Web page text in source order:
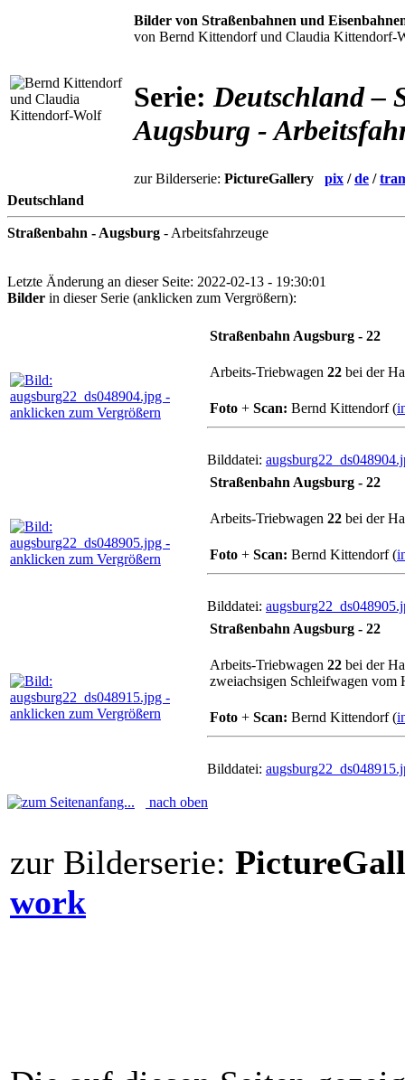
Bilder von Straßenbahnen und
von Bernd Kittendorf und Claudia Kittendorf-
Serie:Deutschland –
Augsburg -
zur Bilderserie: PictureGallery pix /de /
Deutschland
Straßenbahn - Augsburg - Arbeitsfahrzeuge
Letzte Änderung an dieser Seite: 2022-02-13 - 19:30:01
Bilder in dieser Serie (anklicken zum Vergrößern):
Straßenbahn Augsburg - 22
Arbeits-Triebwagen 22 bei der
Foto + Scan: Bernd Kittendorf (
Bilddatei:
Straßenbahn Augsburg - 22
Arbeits-Triebwagen 22 bei der
Foto + Scan: Bernd Kittendorf (
Bilddatei:
Straßenbahn Augsburg - 22
Arbeits-Triebwagen 22 bei der
zweiachsigen Schleifwagen vom
Foto + Scan: Bernd Kittendorf (
Bilddatei:
nach oben
zur Bilderserie:
work